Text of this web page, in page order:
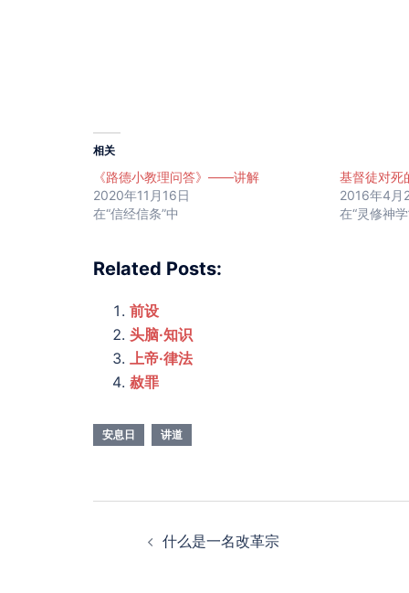
相关
《路德小教理问答》——讲解
2020年11月16日
在“信经信条”中
基督徒对死
2016年4月
在“灵修神
Related Posts:
前设
头脑·知识
上帝·律法
赦罪
安息日 讲道
Post什么是一名改革宗